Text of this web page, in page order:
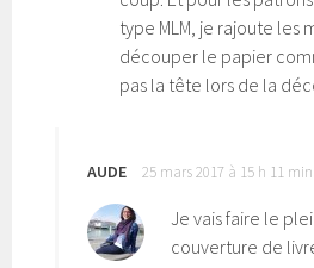
type MLM, je rajoute les
découper le papier
pas la tête lors de la
AUDE 25 mars 2017 à 15 h 11 min
Je vais faire le
couverture de